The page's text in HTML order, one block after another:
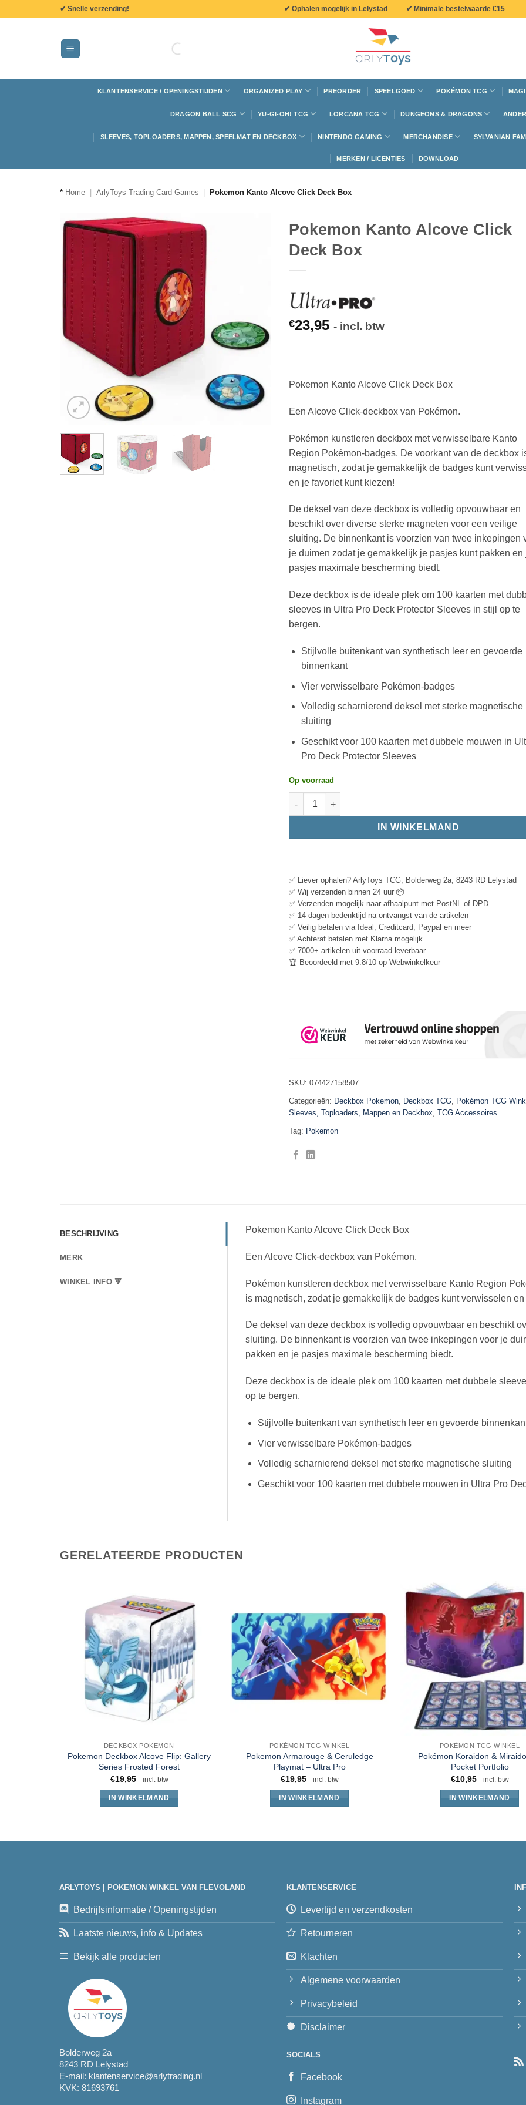
✔ Snelle verzending! ✔ Ophalen mogelijk in Lelystad ✔ Minimale bestelwaarde €15
KLANTENSERVICE / OPENINGSTIJDEN ORGANIZED PLAY PREORDER SPEELGOED POKÉMON TCG
DRAGON BALL SCG YU-GI-OH! TCG LORCANA TCG DUNGEONS & DRAGONS
SLEEVES, TOPLOADERS, MAPPEN, SPEELMAT EN DECKBOX NINTENDO GAMING MERCHANDISE SYLVANIAN
MERKEN / LICENTIES DOWNLOAD
* Home ArlyToys Trading Card Games Pokemon Kanto Alcove Click Deck Box
Pokemon Kanto Alcove Click
Deck Box
€23,95 - incl. btw
Pokemon Kanto Alcove Click Deck Box
Een Alcove Click-deckbox van Pokémon.
Pokémon kunstleren deckbox met verwisselbare Kanto
Region Pokémon-badges. De voorkant van de deckbox
magnetisch, zodat je gemakkelijk de badges kunt
en je favoriet kunt kiezen!
De deksel van deze deckbox is volledig opvouwbaar en
beschikt over diverse sterke magneten voor een veilige
sluiting. De binnenkant is voorzien van twee inkepingen
je duimen zodat je gemakkelijk je pasjes kunt pakken en
pasjes maximale bescherming biedt.
Deze deckbox is de ideale plek om 100 kaarten met
sleeves in Ultra Pro Deck Protector Sleeves in stijl op te
bergen.
Stijlvolle buitenkant van synthetisch leer en gevoerde
binnenkant
Vier verwisselbare Pokémon-badges
Volledig scharnierend deksel met sterke magnetische
sluiting
Geschikt voor 100 kaarten met dubbele mouwen in
Pro Deck Protector Sleeves
Op voorraad
IN WINKELMAND
✅ Liever ophalen? ArlyToys TCG, Bolderweg 2a, 8243 RD Lelystad
✅ Wij verzenden binnen 24 uur 📦
✅ Verzenden mogelijk naar afhaalpunt met PostNL of DPD
✅ 14 dagen bedenktijd na ontvangst van de artikelen
✅ Veilig betalen via Ideal, Creditcard, Paypal en meer
✅ Achteraf betalen met Klarna mogelijk
✅ 7000+ artikelen uit voorraad leverbaar
🏆 Beoordeeld met 9.8/10 op Webwinkelkeur
SKU: 074427158507
Categorieën: Deckbox Pokemon Deckbox TCG Pokémon TCG
Sleeves, Toploaders, Mappen en Deckbox TCG Accessoires
Tag: Pokemon
BESCHRIJVING
MERK
WINKEL INFO 🔻
Pokemon Kanto Alcove Click Deck Box
Een Alcove Click-deckbox van Pokémon.
Pokémon kunstleren deckbox met verwisselbare Kanto Region
is magnetisch, zodat je gemakkelijk de badges kunt verwisselen
De deksel van deze deckbox is volledig opvouwbaar en beschikt
sluiting. De binnenkant is voorzien van twee inkepingen voor je
pakken en je pasjes maximale bescherming biedt.
Deze deckbox is de ideale plek om 100 kaarten met dubbele
op te bergen.
Stijlvolle buitenkant van synthetisch leer en gevoerde
Vier verwisselbare Pokémon-badges
Volledig scharnierend deksel met sterke magnetische sluiting
Geschikt voor 100 kaarten met dubbele mouwen in Ultra Pro
GERELATEERDE PRODUCTEN
DECKBOX POKEMON
Pokemon Deckbox Alcove Flip: Gallery
Series Frosted Forest
€19,95 - incl. btw
IN WINKELMAND
POKÉMON TCG WINKEL
Pokemon Armarouge & Ceruledge
Playmat – Ultra Pro
€19,95 - incl. btw
IN WINKELMAND
POKÉMON TCG WINKEL
Pokémon Koraidon &
Pocket Portfolio
€10,95 - incl. btw
IN WINKELMAND
ARLYTOYS | POKEMON WINKEL VAN FLEVOLAND
Bedrijfsinformatie / Openingstijden
Laatste nieuws, info & Updates
Bekijk alle producten
Bolderweg 2a
8243 RD Lelystad
E-mail: klantenservice@arlytrading.nl
KVK: 81693761
KLANTENSERVICE
Levertijd en verzendkosten
Retourneren
Klachten
Algemene voorwaarden
Privacybeleid
Disclaimer
SOCIALS
Facebook
Instagram